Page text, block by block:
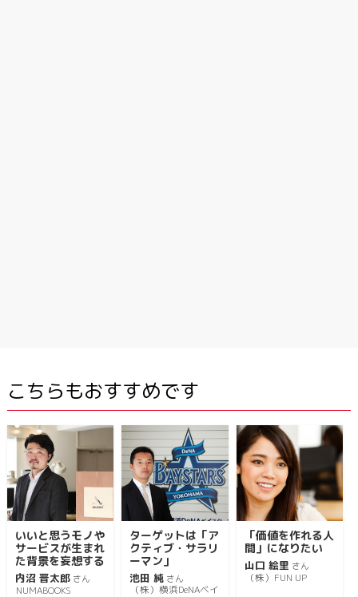
こちらもおすすめです
いいと思うモノや
サービスが生まれ
た背景を妄想する
内沼 晋太郎 さん
NUMABOOKS
ターゲットは「ア
クティブ・サラリ
ーマン」
池田 純 さん
（株）横浜DeNAベイ
「価値を作れる人
間」になりたい
山口 絵里 さん
（株）FUN UP